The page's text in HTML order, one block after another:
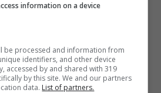
occhi sulla Serie
della
affermati, ma anche di
information on a device
be processed and information from
identifiers, and other device
accessed by and shared with 319
by this site. We and our partners
data. List of partners.